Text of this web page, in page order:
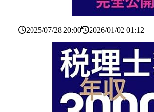
2025/07/28 20:00 2026/01/02 01:12